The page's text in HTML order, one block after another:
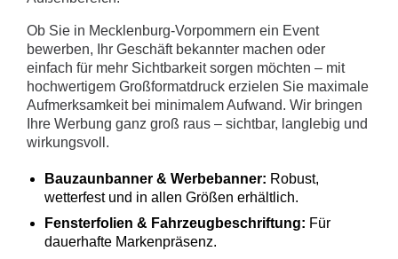
Ob Sie in Mecklenburg-Vorpommern ein Event
bewerben, Ihr Geschäft bekannter machen oder
einfach für mehr Sichtbarkeit sorgen möchten – mit
hochwertigem Großformatdruck erzielen Sie maximale
Aufmerksamkeit bei minimalem Aufwand. Wir bringen
Ihre Werbung ganz groß raus – sichtbar, langlebig und
wirkungsvoll.
Bauzaunbanner & Werbebanner: Robust,
wetterfest und in allen Größen erhältlich.
Fensterfolien & Fahrzeugbeschriftung: Für
dauerhafte Markenpräsenz.